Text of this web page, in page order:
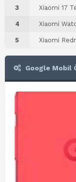
3 Xiaomi 17
4 Xiaomi
5 Xiaomi
Google Mobil